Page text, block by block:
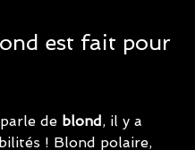
est fait pour
de blond, il y a
! Blond polaire,